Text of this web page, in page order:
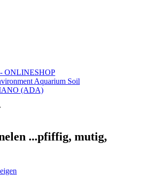
...pfiffig, mutig,